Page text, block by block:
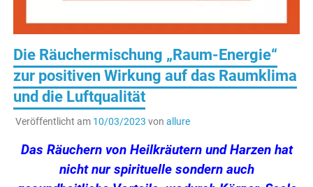
Die Räuchermischung „Raum-Energie“
zur positiven Wirkung auf das Raumklima
und die Luftqualität
Veröffentlicht am 10/03/2023 von allure
Das Räuchern von Heilkräutern und Harzen hat
nicht nur spirituelle sondern auch